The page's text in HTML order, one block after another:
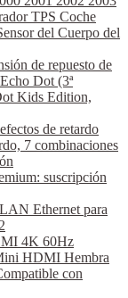
TPS Coche
del Cuerpo del
de repuesto de
Dot (3ª
Kids Edition,
de retardo
7 combinaciones
suscripción
Ethernet para
4K 60Hz
HDMI Hembra
con